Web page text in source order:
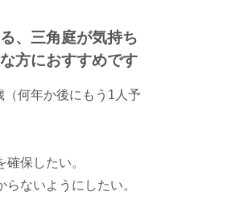
、三角庭が気持ち
方におすすめです
（何年か後にもう1人予
保したい。
ないようにしたい。